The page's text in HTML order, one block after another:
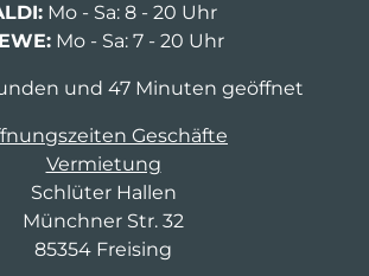
Mo - Sa: 8 - 20 Uhr
Mo - Sa: 7 - 20 Uhr
und 47 Minuten geöffnet
Geschäfte
Vermietung
Schlüter Hallen
Münchner Str. 32
85354 Freising